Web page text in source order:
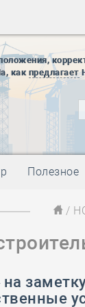
как предлагает
Полезное
/